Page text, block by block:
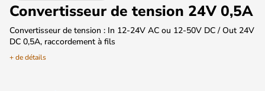
Convertisseur de tension 24V 0,5A
Convertisseur de tension : In 12-24V AC ou 12-50V DC / Out 24V
DC 0,5A, raccordement à fils
+ de détails